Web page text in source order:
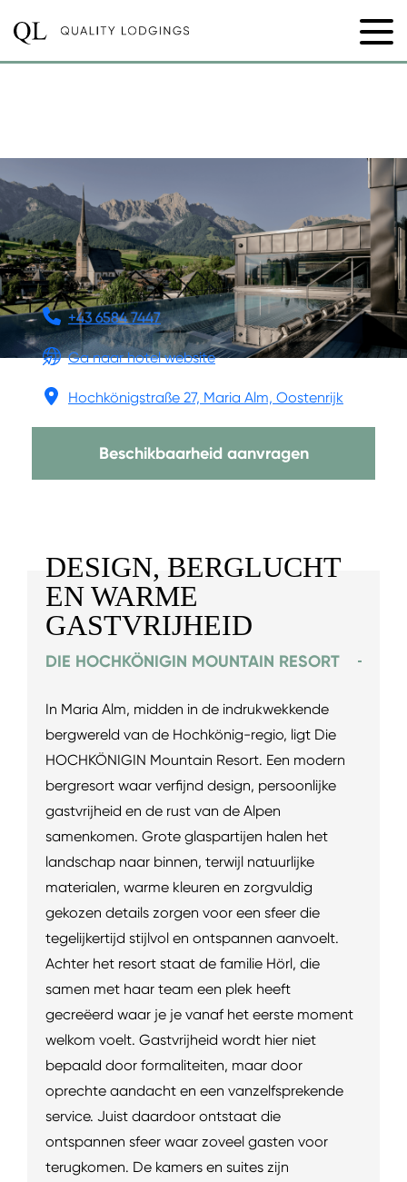
+43 6584 7447
Ga naar hotel website
Hochkönigstraße 27, Maria Alm, Oostenrijk
Beschikbaarheid aanvragen
DESIGN, BERGLUCHT
EN WARME
GASTVRIJHEID
DIE HOCHKÖNIGIN MOUNTAIN RESORT
In Maria Alm, midden in de indrukwekkende
bergwereld van de Hochkönig-regio, ligt Die
HOCHKÖNIGIN Mountain Resort. Een modern
bergresort waar verfijnd design, persoonlijke
gastvrijheid en de rust van de Alpen
samenkomen. Grote glaspartijen halen het
landschap naar binnen, terwijl natuurlijke
materialen, warme kleuren en zorgvuldig
gekozen details zorgen voor een sfeer die
tegelijkertijd stijlvol en ontspannen aanvoelt.
Achter het resort staat de familie Hörl, die
samen met haar team een plek heeft
gecreëerd waar je je vanaf het eerste moment
welkom voelt. Gastvrijheid wordt hier niet
bepaald door formaliteiten, maar door
oprechte aandacht en een vanzelfsprekende
service. Juist daardoor ontstaat die
ontspannen sfeer waar zoveel gasten voor
terugkomen. De kamers en suites zijn